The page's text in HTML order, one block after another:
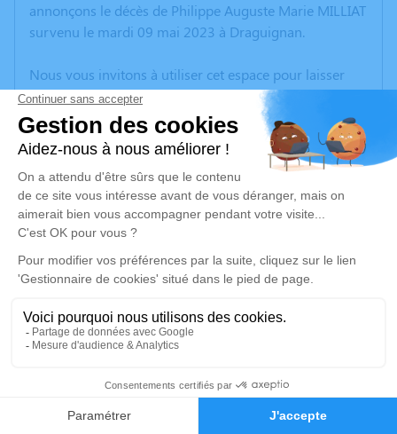
Faire-part Hommages
annonçons le décès de Philippe Auguste Marie MILLIAT
survenu le mardi 09 mai 2023 à Draguignan.
Nous vous invitons à utiliser cet espace pour laisser
vos condoléances, partager des photos souvenirs, une
anecdote ou exprimer vos pensées à travers des
poèmes ou des textes. Cet endroit est un lieu
d'expression dédié à honorer la mémoire de Philippe
Auguste Marie MILLIAT.
Un service de plantation d’arbre hommage est
disponible ici.
Je rends hommage
Cérémonie religieuse
Église Saint Victor de Trans-en-Provence
20 Place de L'EGLISE